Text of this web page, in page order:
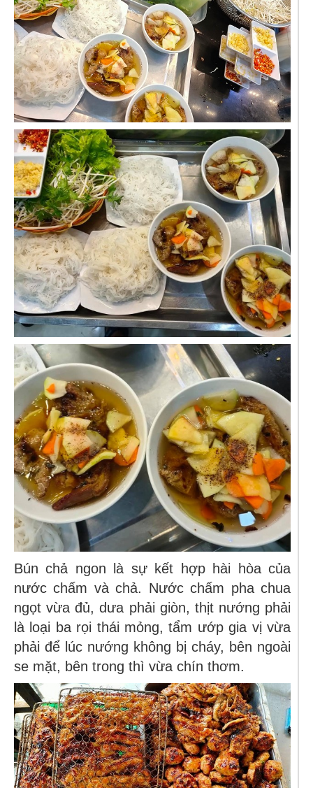
Bún chả ngon là sự kết hợp hài hòa của
nước chấm và chả. Nước chấm pha chua
ngọt vừa đủ, dưa phải giòn, thịt nướng phải
là loại ba rọi thái mỏng, tẩm ướp gia vị vừa
phải để lúc nướng không bị cháy, bên ngoài
se mặt, bên trong thì vừa chín thơm.